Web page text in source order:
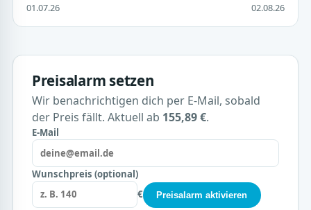
01.07.26 02.08.26
Preisalarm setzen
Wir benachrichtigen dich per E-Mail, sobald
der Preis fällt. Aktuell ab 155,89 €.
E-Mail
Wunschpreis (optional)
€
Preisalarm aktivieren